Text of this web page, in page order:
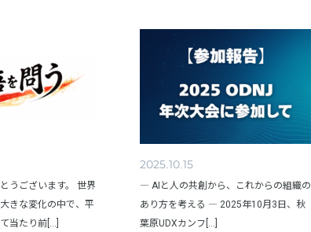
うございます。 世界
きな変化の中で、平
当たり前[...]
2025.10.15
― AIと人の共創から、これからの組織の
あり方を考える ― 2025年10月3日、秋
葉原UDXカンフ[...]